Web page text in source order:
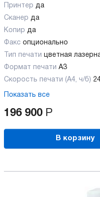
Принтер да
Сканер да
Копир да
Факс опционально
Тип печати цветная
Формат печати A3
Скорость печати (А4, ч/б)
Показать все
196 900 Р
В корзину